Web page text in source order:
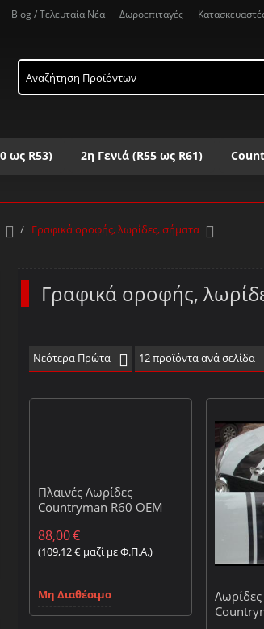
Blog / Τελευταία Νέα Δωροεπιταγές
ως R53) 2η Γενιά (R55 ως R61)
/ Γραφικά οροφής, λωρίδες, σήματα
Γραφικά οροφής,
Νεότερα Πρώτα 12 προϊόντα ανά σελίδα
Πλαινές Λωρίδες
Countryman R60 OEM
88,00€
(109,12€ μαζί με Φ.Π.Α.)
Μη Διαθέσιμο